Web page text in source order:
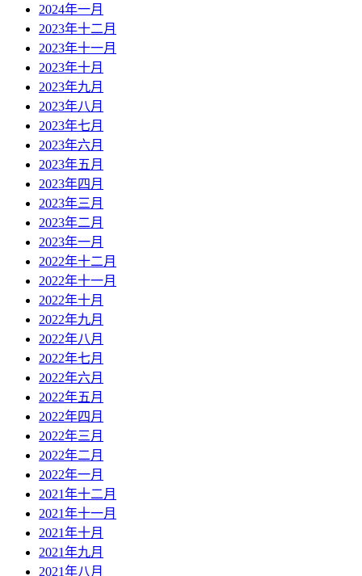
2024年一月
2023年十二月
2023年十一月
2023年十月
2023年九月
2023年八月
2023年七月
2023年六月
2023年五月
2023年四月
2023年三月
2023年二月
2023年一月
2022年十二月
2022年十一月
2022年十月
2022年九月
2022年八月
2022年七月
2022年六月
2022年五月
2022年四月
2022年三月
2022年二月
2022年一月
2021年十二月
2021年十一月
2021年十月
2021年九月
2021年八月